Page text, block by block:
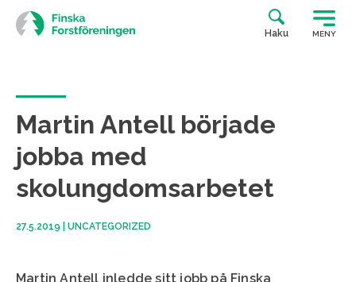
suoraan
sisältöön
Haku MENY
Martin Antell började
jobba med
skolungdomsarbetet
27.5.2019 UNCATEGORIZED
Martin Antell inledde sitt jobb på Finska